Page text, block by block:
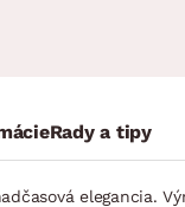
Rady a tipy
elegancia.